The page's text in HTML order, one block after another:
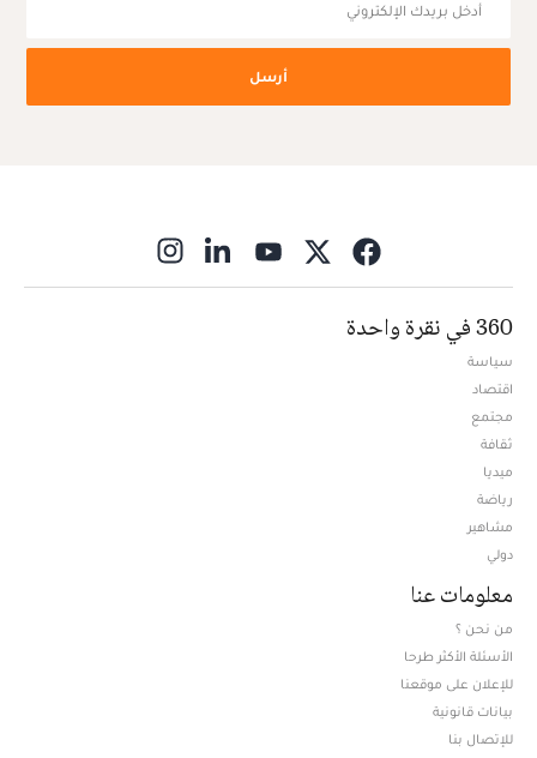
أرسل
360 في نقرة واحدة
سياسة
اقتصاد
مجتمع
ثقافة
ميديا
رياضة
مشاهير
دولي
معلومات عنا
من نحن ؟
الأسئلة الأكثر طرحا
للإعلان على موقعنا
بيانات قانونية
للإتصال بنا